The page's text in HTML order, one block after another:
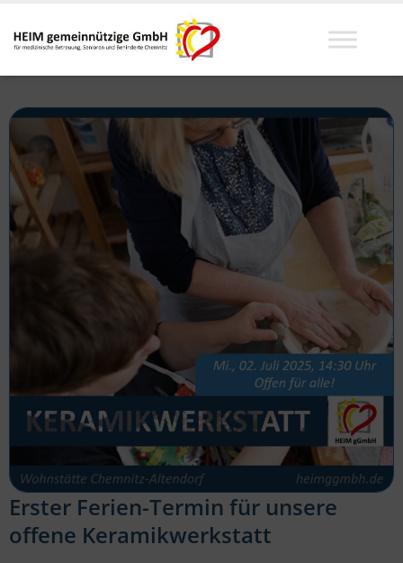
Erster Ferien-Termin für unsere
offene Keramikwerkstatt